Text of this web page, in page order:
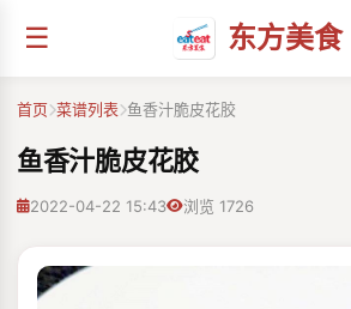
☰ 东方美食
首页 菜谱列表 鱼香汁脆皮花胶
鱼香汁脆皮花胶
2022-04-22 15:43 浏览 1726